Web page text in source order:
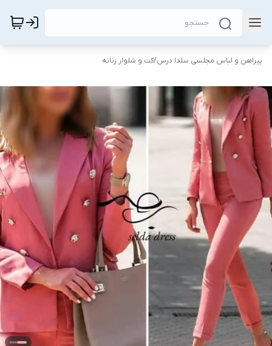
پیراهن و لباس مجلسی سلدا درس/کت و شلوار زنانه